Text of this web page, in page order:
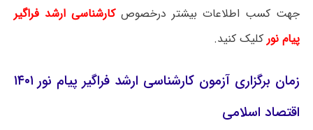
جهت کسب اطلاعات بیشتر درخصوص کارشناسی ارشد فراگیر
پیام نورکلیک کنید.
زمان برگزاری آزمون کارشناسی ارشد فراگیر پیام نور ۱۴۰۱
اقتصاد اسلامی